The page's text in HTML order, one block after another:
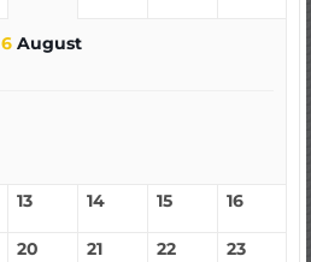
6August
13 14 15 16
20 21 22 23